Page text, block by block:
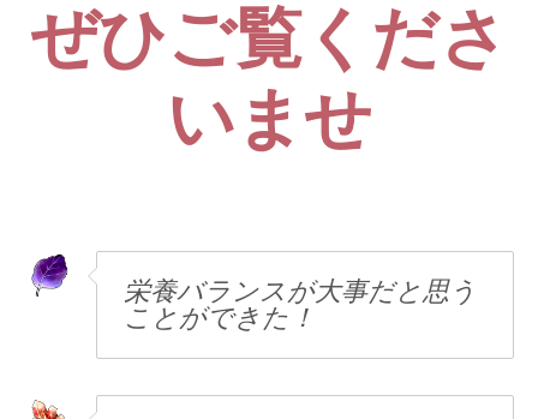
ぜひご覧くださ
いませ
栄養バランスが大事だと思う
ことができた！